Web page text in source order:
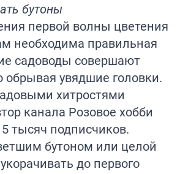
бутоны
первой волны цветения
необходима правильная
садоводы совершают
обрывая увядшие головки.
хитростями
канала Розовое хобби
тысяч подписчиков.
бутоном или целой
до первого